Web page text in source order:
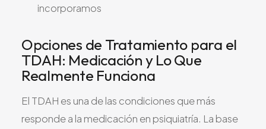
incorporamos
Opciones de Tratamiento para el
TDAH: Medicación y Lo Que
Realmente Funciona
El TDAH es una de las condiciones que más
responde a la medicación en psiquiatría. La base